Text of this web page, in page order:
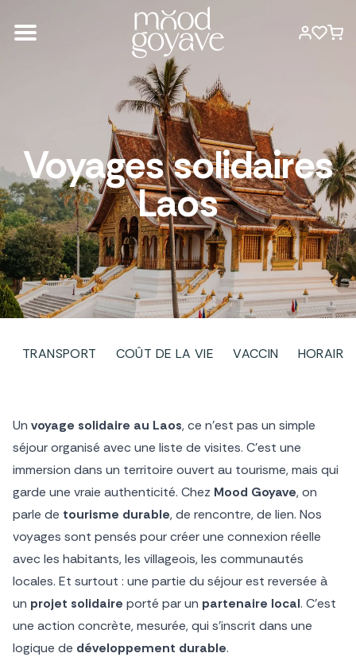
Voyages solidaires
Laos
TRANSPORT COÛT DE LA VIE VACCIN HORAIRE
Un voyage solidaire au Laos, ce n’est pas un simple
séjour organisé avec une liste de visites. C’est une
immersion dans un territoire ouvert au tourisme, mais qui
garde une vraie authenticité. Chez Mood Goyave, on
parle de tourisme durable, de rencontre, de lien. Nos
voyages sont pensés pour créer une connexion réelle
avec les habitants, les villageois, les communautés
locales. Et surtout : une partie du séjour est reversée à
un projet solidaire porté par un partenaire local. C’est
une action concrète, mesurée, qui s’inscrit dans une
logique de développement durable.